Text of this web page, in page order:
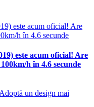
este acum oficial! Are
h în 4.6 secunde